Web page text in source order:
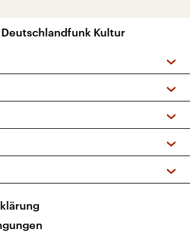
Kultur
und Podcasts
Das Kinderprogramm
(UKW + DAB+)